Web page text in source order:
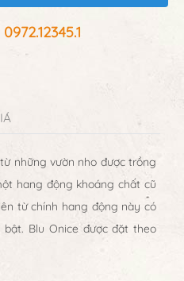
những vườn nho được trồng
hang động khoáng chất cũ
từ chính hang động này có
Blu Onice được đặt theo